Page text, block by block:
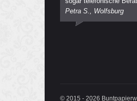
Petra S., Wolfsburg
© 2015 - 2026